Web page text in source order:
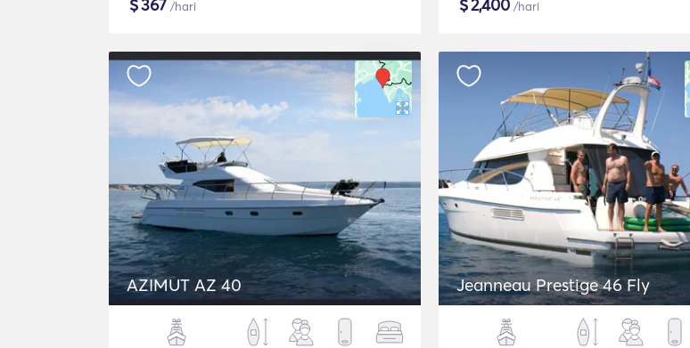
$367 /hari $2,400 /hari
AZIMUT AZ 40 Jeanneau Prestige 46 Fly